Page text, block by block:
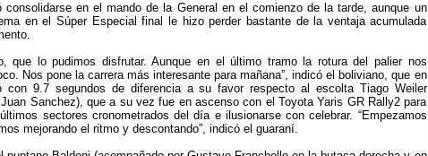
consolidarse en el mando de la General en el comienzo de la tarde, aunque un
en el Súper Especial final le hizo perder bastante de la ventaja acumulada
que lo pudimos disfrutar. Aunque en el último tramo la rotura del palier nos
Nos pone la carrera más interesante para mañana”, indicó el boliviano, que en
con 9.7 segundos de diferencia a su favor respecto al escolta Tiago Weiler
Sanchez), que a su vez fue en ascenso con el Toyota Yaris GR Rally2 para
sectores cronometrados del día e ilusionarse con celebrar. “Empezamos
mejorando el ritmo y descontando”, indicó el guaraní.